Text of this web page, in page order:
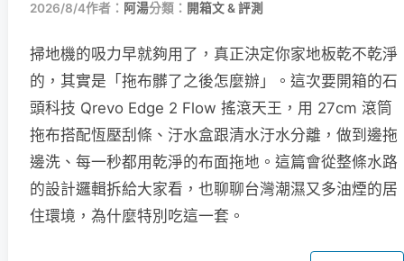
2026/8/4作者： 阿湯分類： 開箱文 & 評測
掃地機的吸力早就夠用了，真正決定你家地板乾不乾淨
的，其實是「拖布髒了之後怎麼辦」。這次要開箱的石
頭科技 Qrevo Edge 2 Flow 搖滾天王，用 27cm 滾筒
拖布搭配恆壓刮條、汙水盒跟清水汙水分離，做到邊拖
邊洗、每一秒都用乾淨的布面拖地。這篇會從整條水路
的設計邏輯拆給大家看，也聊聊台灣潮濕又多油煙的居
住環境，為什麼特別吃這一套。